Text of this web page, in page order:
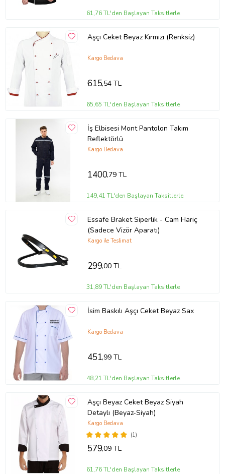
61,76 TL'den Başlayan Taksitlerle
Aşçı Ceket Beyaz Kırmızı (Renksiz)
Kargo Bedava
615,54 TL
65,65 TL'den Başlayan Taksitlerle
İş Elbisesi Mont Pantolon Takım
Reflektörlü
Kargo Bedava
1400,79 TL
149,41 TL'den Başlayan Taksitlerle
Essafe Braket Siperlik - Cam Hariç
(Sadece Vizör Aparatı)
Kargo ile Teslimat
299,00 TL
31,89 TL'den Başlayan Taksitlerle
İsim Baskılı Aşçı Ceket Beyaz Sax
Kargo Bedava
451,99 TL
48,21 TL'den Başlayan Taksitlerle
Aşçı Beyaz Ceket Beyaz Siyah
Detaylı (Beyaz-Siyah)
(1)
Kargo Bedava
579,09 TL
61,76 TL'den Başlayan Taksitlerle